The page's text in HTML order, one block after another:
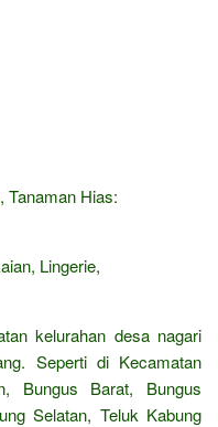
Tanaman Hias:
Lingerie,
kelurahan desa nagari
Seperti di Kecamatan
Bungus Barat, Bungus
Selatan, Teluk Kabung